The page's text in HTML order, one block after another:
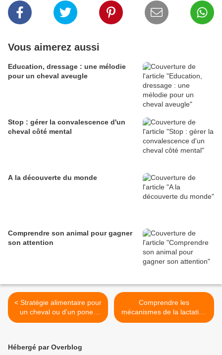
Vous aimerez aussi
Education, dressage : une mélodie
pour un cheval aveugle
Stop : gérer la convalescence d'un
cheval côté mental
A la découverte du monde
Comprendre son animal pour gagner
son attention
< Stratégie alimentaire pour
un cheval ou d'un poney
fourbu : au pâturage et au
Comprendre les
mécanismes de la lactation
pour mieux la gérer >
Hébergé par Overblog